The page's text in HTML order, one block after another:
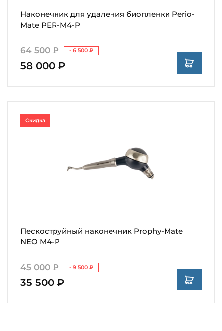
Наконечник для удаления биопленки Perio-
Mate PER-M4-P
64 500 ₽ - 6 500 ₽
58 000 ₽
Пескоструйный наконечник Prophy-Mate
NEO M4-P
45 000 ₽ - 9 500 ₽
35 500 ₽
Скидка